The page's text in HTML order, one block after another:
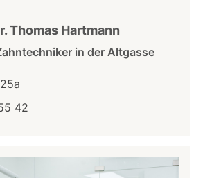
Thomas Hartmann
in der Altgasse
42